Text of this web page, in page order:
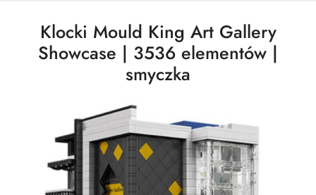
Klocki Mould King Art Gallery
Showcase | 3536 elementów |
smyczka